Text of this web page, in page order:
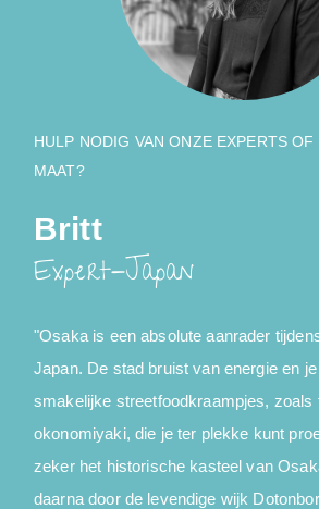
HULP NODIG VAN ONZE EXPERTS OF
MAAT?
Britt
Expert-Japan
"Osaka is een absolute aanrader
Japan. De stad bruist van energie en
smakelijke streetfoodkraampjes, zoals
okonomiyaki, die je ter plekke kunt
zeker het historische kasteel van
daarna door de levendige wijk